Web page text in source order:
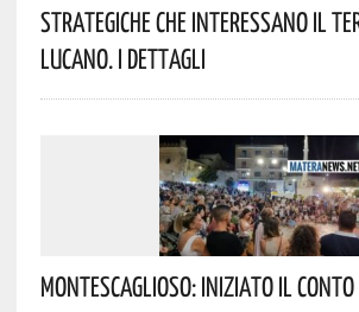
Strategiche Che Interessano Il
Lucano. I Dettagli
Montescaglioso: Iniziato Il